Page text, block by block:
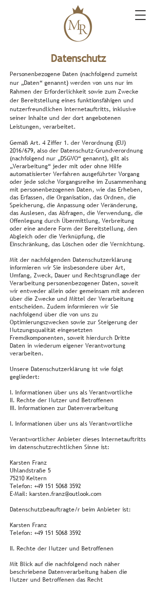
Datenschutz
Personenbezogene Daten (nachfolgend zumeist
nur „Daten“ genannt) werden von uns nur im
Rahmen der Erforderlichkeit sowie zum Zwecke
der Bereitstellung eines funktionsfähigen und
nutzerfreundlichen Internetauftritts, inklusive
seiner Inhalte und der dort angebotenen
Leistungen, verarbeitet.
Gemäß Art. 4 Ziffer 1. der Verordnung (EU)
2016/679, also der Datenschutz-Grundverordnung
(nachfolgend nur „DSGVO“ genannt), gilt als
„Verarbeitung“ jeder mit oder ohne Hilfe
automatisierter Verfahren ausgeführter Vorgang
oder jede solche Vorgangsreihe im Zusammenhang
mit personenbezogenen Daten, wie das Erheben,
das Erfassen, die Organisation, das Ordnen, die
Speicherung, die Anpassung oder Veränderung,
das Auslesen, das Abfragen, die Verwendung, die
Offenlegung durch Übermittlung, Verbreitung
oder eine andere Form der Bereitstellung, den
Abgleich oder die Verknüpfung, die
Einschränkung, das Löschen oder die Vernichtung.
Mit der nachfolgenden Datenschutzerklärung
informieren wir Sie insbesondere über Art,
Umfang, Zweck, Dauer und Rechtsgrundlage der
Verarbeitung personenbezogener Daten, soweit
wir entweder allein oder gemeinsam mit anderen
über die Zwecke und Mittel der Verarbeitung
entscheiden. Zudem informieren wir Sie
nachfolgend über die von uns zu
Optimierungszwecken sowie zur Steigerung der
Nutzungsqualität eingesetzten
Fremdkomponenten, soweit hierdurch Dritte
Daten in wiederum eigener Verantwortung
verarbeiten.
Unsere Datenschutzerklärung ist wie folgt
gegliedert:
I. Informationen über uns als Verantwortliche
II. Rechte der Nutzer und Betroffenen
III. Informationen zur Datenverarbeitung
I. Informationen über uns als Verantwortliche
Verantwortlicher Anbieter dieses Internetauftritts
im datenschutzrechtlichen Sinne ist:
Karsten Franz
Uhlandstraße 5
75210 Keltern
Telefon: +49 151 5068 3592
E-Mail: karsten.franz@outlook.com
Datenschutzbeauftragte/r beim Anbieter ist:
Karsten Franz
Telefon: +49 151 5068 3592
II. Rechte der Nutzer und Betroffenen
Mit Blick auf die nachfolgend noch näher
beschriebene Datenverarbeitung haben die
Nutzer und Betroffenen das Recht